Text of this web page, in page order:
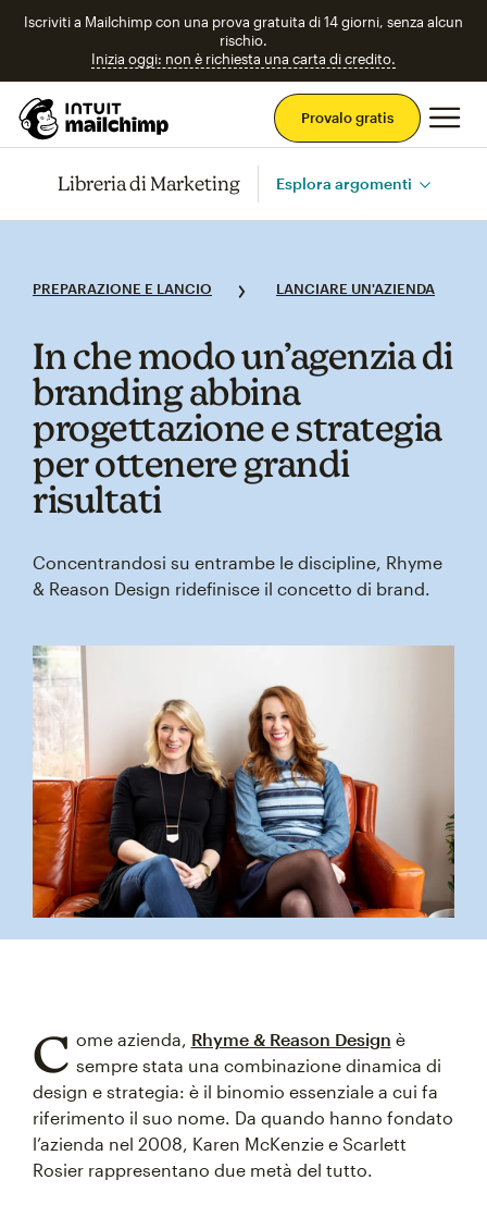
Iscriviti a Mailchimp con una prova gratuita di 14 giorni, senza alcun
rischio.
Inizia oggi: non è richiesta una carta di credito.
Provalo gratis
Libreria di Marketing Esplora argomenti
PREPARAZIONE E LANCIO LANCIARE UN'AZIENDA
In che modo un’agenzia di
branding abbina
progettazione e strategia
per ottenere grandi
risultati
Concentrandosi su entrambe le discipline, Rhyme
& Reason Design ridefinisce il concetto di brand.
C ome azienda, Rhyme & Reason Design è
sempre stata una combinazione dinamica di
design e strategia: è il binomio essenziale a cui fa
riferimento il suo nome. Da quando hanno fondato
l’azienda nel 2008, Karen McKenzie e Scarlett
Rosier rappresentano due metà del tutto.